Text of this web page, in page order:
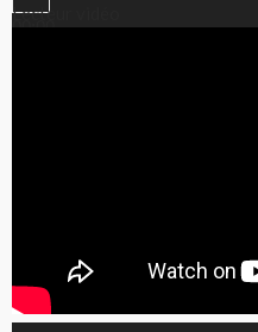
00:00
Lecteur vidéo